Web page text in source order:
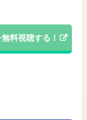
料視聴する！